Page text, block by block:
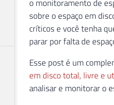
o monitoramento de
sobre o espaço em
críticos e você tenha
parar por falta de
Esse post é um
em disco total, livre e
analisar e monitorar o